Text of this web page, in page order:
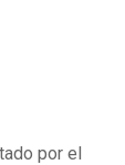
por el